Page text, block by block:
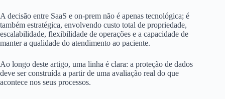
A decisão entre SaaS e on‑prem não é apenas tecnológica; é
também estratégica, envolvendo custo total de propriedade,
escalabilidade, flexibilidade de operações e a capacidade de
manter a qualidade do atendimento ao paciente.
Ao longo deste artigo, uma linha é clara: a proteção de dados
deve ser construída a partir de uma avaliação real do que
acontece nos seus processos.